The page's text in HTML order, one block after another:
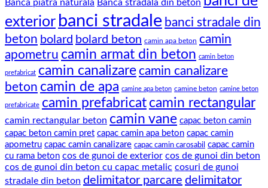
Banca piatra naturala Banca stradala din beton
exterior banci stradale banci stradale din
beton bolard bolard beton camin apa beton camin
apometru camin armat din beton camin beton
prefabricat camin canalizarecamin canalizare
beton camin de apa camine apa beton camine beton camine beton
prefabricate camin prefabricat camin rectangular
camin rectangular beton camin vane capac beton camin
capac beton camin pret capac camin apa beton capac camin
apometru capac camin canalizare capac camin carosabil capac camin
cu rama beton cos de gunoi de exterior cos de gunoi din beton
cos de gunoi din beton cu capac metalic cosuri de gunoi
stradale din beton delimitator parcare delimitator